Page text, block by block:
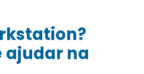
ajudar na